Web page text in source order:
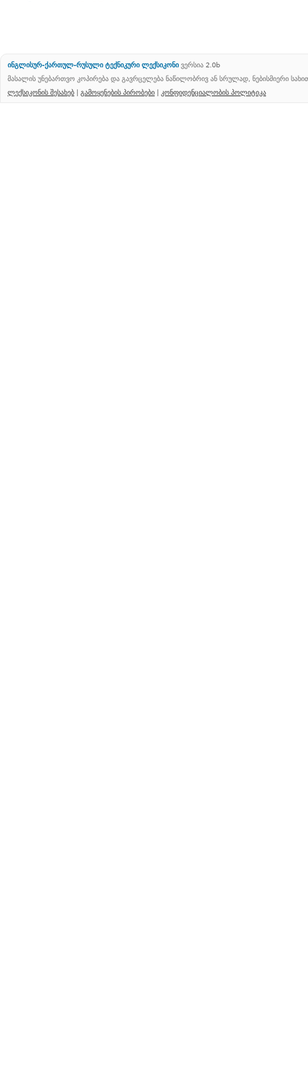
ინგლისურ-ქართულ-რუსული ტექნიკური ლექსიკონი ვერსია 2.0b
მასალის უნებართვო კოპირება და გავრცელება ნაწილობრივ ან სრულად, ნებისმიერი
ლექსიკონის შესახებ | გამოყენების პირობები | კონფიდენციალობის პოლიტიკა